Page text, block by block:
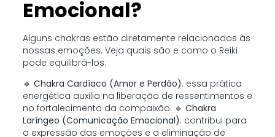
Emocional?
Alguns chakras estão diretamente relacionados às
nossas emoções. Veja quais são e como o Reiki
pode equilibrá-los:
🔹 Chakra Cardíaco (Amor e Perdão): essa prática
energética auxilia na liberação de ressentimentos e
no fortalecimento da compaixão. 🔹 Chakra
Laríngeo (Comunicação Emocional): contribui para
a expressão das emoções e a eliminação de